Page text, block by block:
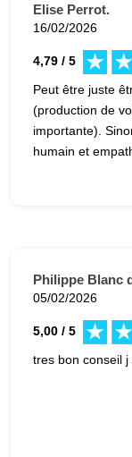
Elise Perrot.
16/02/2026
4,79 / 5
Peut être juste
(production de
importante).
humain et
Philippe Blanc
05/02/2026
5,00 / 5